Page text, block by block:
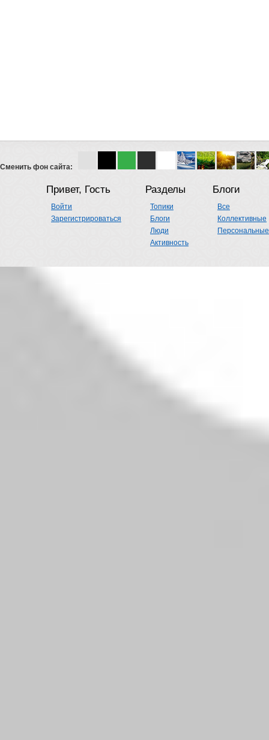
Сменить фон сайта:
Привет, Гость
Войти
Зарегистрироваться
Разделы
Топики
Блоги
Люди
Активность
Блоги
Все
Коллективные
Персональные